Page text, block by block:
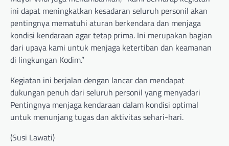
ini dapat meningkatkan kesadaran seluruh personil akan
pentingnya mematuhi aturan berkendara dan menjaga
kondisi kendaraan agar tetap prima. Ini merupakan bagian
dari upaya kami untuk menjaga ketertiban dan keamanan
di lingkungan Kodim.”
Kegiatan ini berjalan dengan lancar dan mendapat
dukungan penuh dari seluruh personil yang menyadari
Pentingnya menjaga kendaraan dalam kondisi optimal
untuk menunjang tugas dan aktivitas sehari-hari.
(Susi Lawati)